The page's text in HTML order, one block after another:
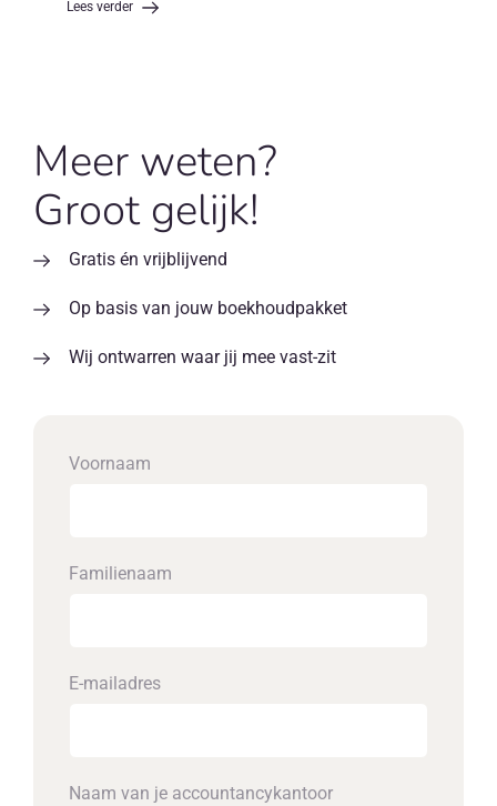
Lees verder
Meer weten?
Groot gelijk!
Gratis én vrijblijvend
Op basis van jouw boekhoudpakket
Wij ontwarren waar jij mee vast-zit
Voornaam
Familienaam
E-mailadres
Naam van je accounta­ncykantoor